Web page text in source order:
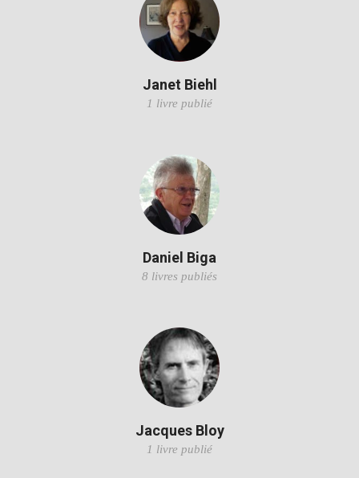
Janet Biehl
1 livre publié
Daniel Biga
8 livres publiés
Jacques Bloy
1 livre publié